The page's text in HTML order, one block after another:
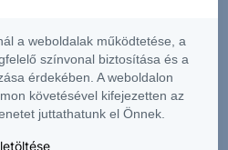
perccel késleltetett értékeket
Refinitiv, Erste Befektetési
a weboldalak működtetése, a
színvonal biztosítása és a
érdekében. A weboldalon
követésével kifejezetten az
juttathatunk el Önnek.